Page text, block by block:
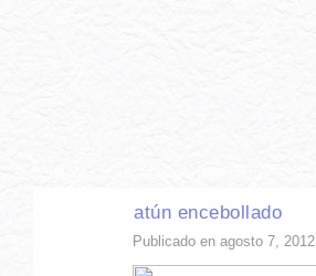
atún encebollado
Publicado en agosto 7, 2012